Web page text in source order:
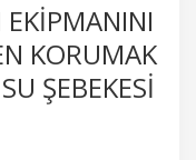
EKIPMANINI
KORUMAK
ŞEBEKESI